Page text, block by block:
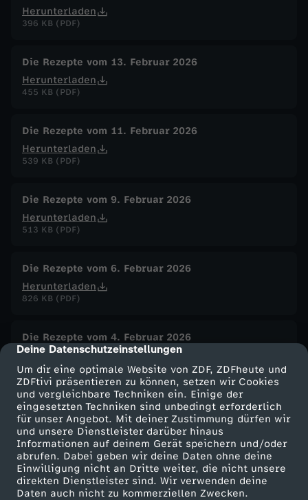
cmp-dialog-description
Deine Datenschutzeinstellungen
Um dir eine optimale Website von ZDF, ZDFheute und
ZDFtivi präsentieren zu können, setzen wir Cookies
und vergleichbare Techniken ein. Einige der
eingesetzten Techniken sind unbedingt erforderlich
für unser Angebot. Mit deiner Zustimmung dürfen wir
und unsere Dienstleister darüber hinaus
Informationen auf deinem Gerät speichern und/oder
abrufen. Dabei geben wir deine Daten ohne deine
Einwilligung nicht an Dritte weiter, die nicht unsere
direkten Dienstleister sind. Wir verwenden deine
Daten auch nicht zu kommerziellen Zwecken.
Herunterladen
396 KB (PDF)
Die Rezepte vom 13. Februar 2026
Herunterladen
455 KB (PDF)
Die Rezepte vom 11. Februar 2026
Herunterladen
539 KB (PDF)
Die Rezepte vom 9. Februar 2026
Herunterladen
513 KB (PDF)
Die Rezepte vom 6. Februar 2026
Herunterladen
826 KB (PDF)
Die Rezepte vom 4. Februar 2026
Herunterladen
520 KB (PDF)
Die Rezepte vom 3. Februar 2026
Herunterladen
475 KB (PDF)
Die Rezepte vom 2. Februar 2026
Herunterladen